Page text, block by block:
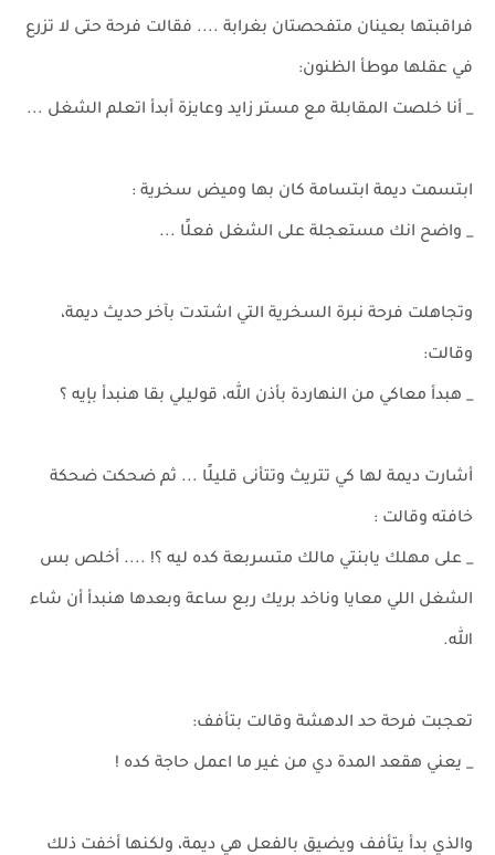
فراقبتها بعينان متفحصتان بغرابة .... فقالت فرحة حتى لا تزرع
في عقلها موطأ الظنون:
_ أنا خلصت المقابلة مع مستر زايد وعايزة أبدأ اتعلم الشغل ...
ابتسمت ديمة ابتسامة كان بها وميض سخرية :
_ واضح انك مستعجلة على الشغل فعلًا ...
وتجاهلت فرحة نبرة السخرية التي اشتدت بآخر حديث ديمة،
وقالت:
_ هبدأ معاكي من النهاردة بأذن الله، قوليلي بقا هنبدأ بإيه ؟
أشارت ديمة لها كي تتريث وتتأنى قليلًا ... ثم ضحكت ضحكة
خافته وقالت :
_ على مهلك يابنتي مالك متسربعة كده ليه ؟! .... أخلص بس
الشغل اللي معايا وناخد بريك ربع ساعة وبعدها هنبدأ أن شاء
الله.
تعجبت فرحة حد الدهشة وقالت بتأفف:
_ يعني هقعد المدة دي من غير ما اعمل حاجة كده !
والذي بدأ يتأفف ويضيق بالفعل هي ديمة، ولكنها أخفت ذلك